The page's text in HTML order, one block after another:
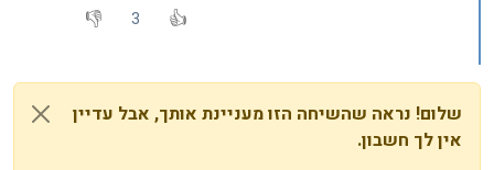
3
שלום! נראה שהשיחה הזו מעניינת אותך, אבל עדיין
אין לך חשבון.